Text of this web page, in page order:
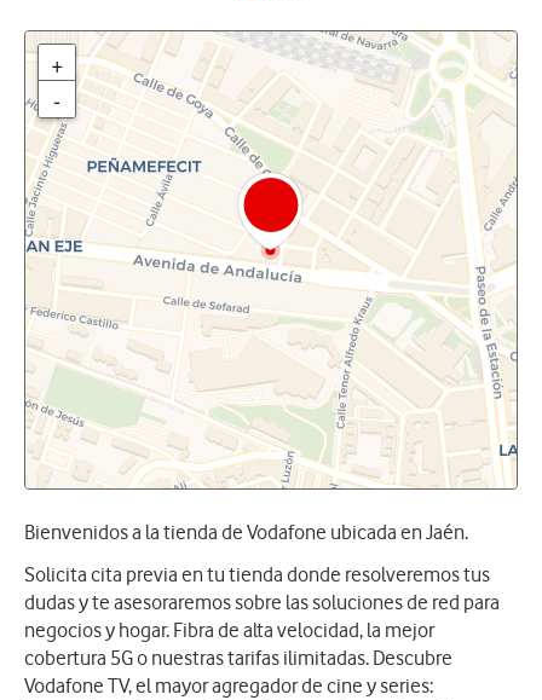
+
-
Bienvenidos a la tienda de Vodafone ubicada en Jaén.
Solicita cita previa en tu tienda donde resolveremos tus
dudas y te asesoraremos sobre las soluciones de red para
negocios y hogar. Fibra de alta velocidad, la mejor
cobertura 5G o nuestras tarifas ilimitadas. Descubre
Vodafone TV, el mayor agregador de cine y series: